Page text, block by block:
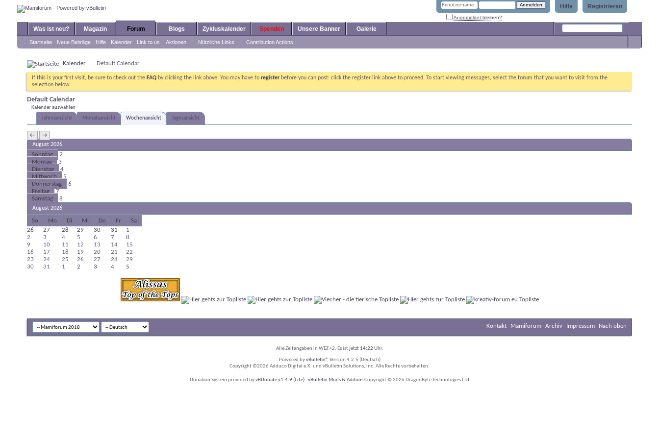
Registrieren
Hilfe
Angemeldet bleiben?
Was ist neu? Magazin Forum
Startseite Neue Beiträge Hilfe Kalender Link to us Aktionen Nützliche Links Contribution Actions
Blogs Zykluskalender Spenden Unsere Banner Galerie
Kalender Default Calendar
If this is your first visit, be sure to check out the FAQ by clicking the link above. You may have to register before you can post: click the register link above to proceed. To start viewing messages, select the forum that you want to visit from the
selection below.
Default Calendar
Kalender auswählen
Jahresansicht
Monatsansicht Wochenansicht Tagesansicht
← →
August 2026
Sonntag
2
Montag
3
Dienstag
4
Mittwoch
5
Donnerstag
6
Freitag
7
Samstag
8
August 2026
So Mo Di Mi Do Fr
Sa
26
27 28 29 30 31
1
2
3 4 5 6 7
8
9
10 11 12 13 14
15
16
17 18 19 20 21
22
23
24 25 26 27 28
29
30
31 1 2 3 4 5
Kontakt Mamiforum Archiv Impressum Nach oben
Alle Zeitangaben in WEZ +2. Es ist jetzt 14:22 Uhr.
Powered byvBulletin® Version 4.2.5 (Deutsch)
Copyright ©2026 Adduco Digital e.K. und vBulletin Solutions, Inc. Alle Rechte vorbehalten.
Donation System provided byvBDonate v1.4.9 (Lite)-vBulletin Mods & AddonsCopyright © 2026 DragonByte Technologies Ltd.